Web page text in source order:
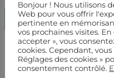
29
Sep
Bonjour ! Nous utilisons
Web pour vous offrir
pertinente en
vos prochaines visites.
accepter », vous
cookies. Cependant,
Réglages des cookies »
consentement contrôlé.